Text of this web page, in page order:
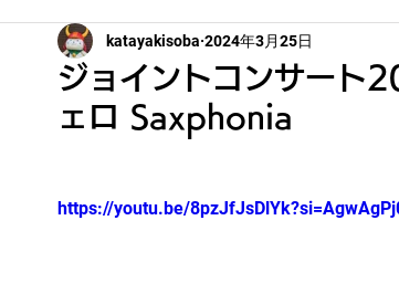
パレード
ジョイントコンサート
ェロ Saxphonia
katayakisoba 2024年3月25日
https://youtu.be/